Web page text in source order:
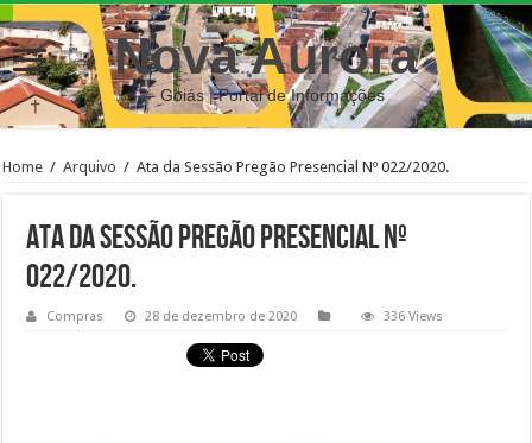
Nova Aurora
– Goiás | Portal de Informações
Home / Arquivo / Ata da Sessão Pregão Presencial Nº 022/2020.
Ata da Sessão Pregão Presencial Nº
022/2020.
Compras 28 de dezembro de 2020 336 Views